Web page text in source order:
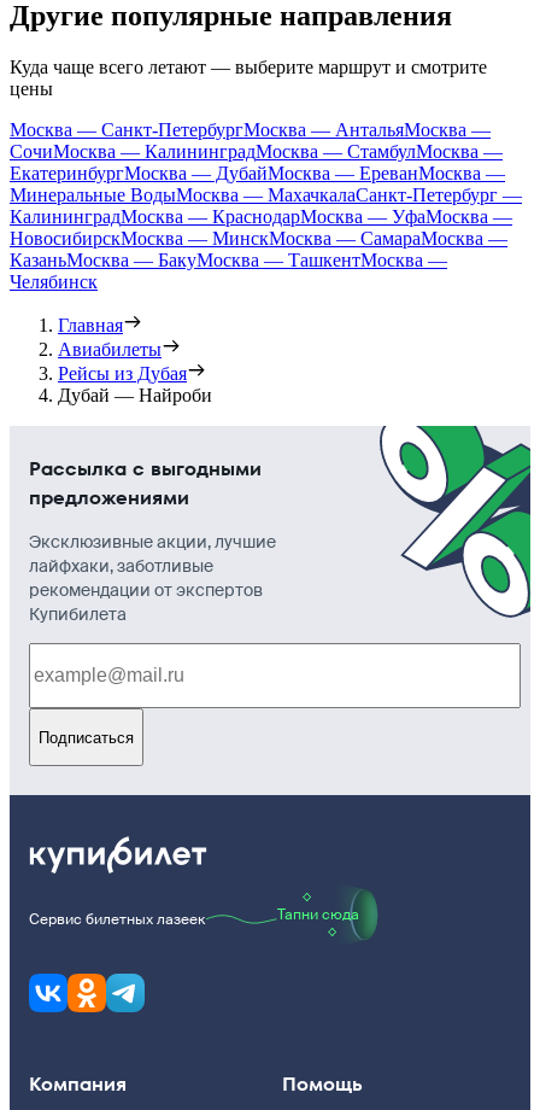
Другие популярные направления
Куда чаще всего летают — выберите маршрут и смотрите
цены
Москва — Санкт-ПетербургМосква — АнтальяМосква —
СочиМосква — КалининградМосква — СтамбулМосква —
ЕкатеринбургМосква — ДубайМосква — ЕреванМосква —
Минеральные ВодыМосква — МахачкалаСанкт-Петербург —
КалининградМосква — КраснодарМосква — УфаМосква —
НовосибирскМосква — МинскМосква — СамараМосква —
КазаньМосква — БакуМосква — ТашкентМосква —
Челябинск
Главная
Авиабилеты
Рейсы из Дубая
Дубай — Найроби
Рассылка с выгодными
предложениями
Эксклюзивные акции, лучшие
лайфхаки, заботливые
рекомендации от экспертов
Купибилета
Подписаться
Сервис билетных лазеек Тапни сюда
Компания Помощь